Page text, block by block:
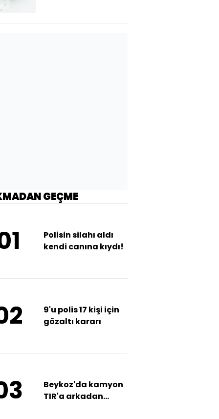
GEÇME
Polisin silahı aldı
kendi canına kıydı!
9'u polis 17 kişi için
gözaltı kararı
Beykoz'da kamyon
TIR'a arkadan